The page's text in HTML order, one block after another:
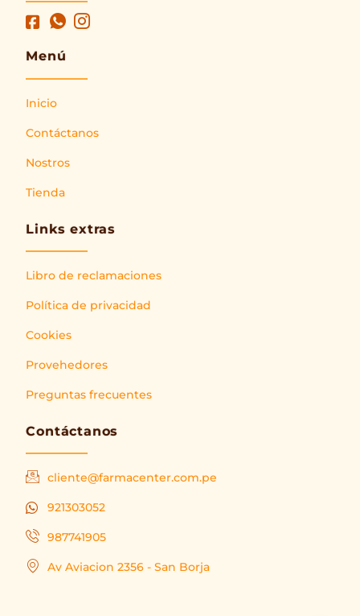
Menú
Inicio
Contáctanos
Nostros
Tienda
Links extras
Libro de reclamaciones
Política de privacidad
Cookies
Provehedores
Preguntas frecuentes
Contáctanos
cliente@farmacenter.com.pe
921303052
987741905
Av Aviacion 2356 - San Borja